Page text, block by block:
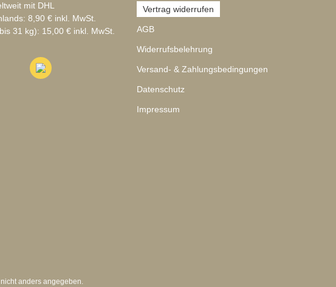
mit DHL
8,90 € inkl. MwSt.
31 kg): 15,00 € inkl. MwSt.
Vertrag widerrufen
AGB
Widerrufsbelehrung
Versand- & Zahlungsbedingungen
Datenschutz
Impressum
anders angegeben.